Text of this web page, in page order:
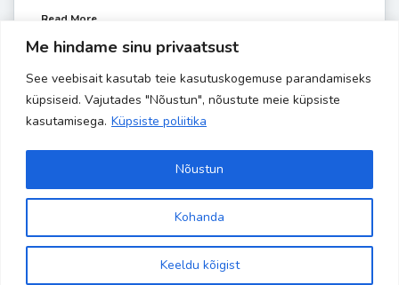
Me hindame sinu privaatsust
See veebisait kasutab teie kasutuskogemuse parandamiseks
küpsiseid. Vajutades "Nõustun", nõustute meie küpsiste
kasutamisega. Küpsiste poliitika
Kohanda
Keeldu kõigist
Nõustun
Read More
AUG 26 byLiisa-Indra
Copyright 2024 Banaanisaar | All Rights Reserved | Powered by
kodulehehaldus.com
Site is using a trial version of the theme. Please enter your
purchase code in theme settings to activate it or
wordpress theme here